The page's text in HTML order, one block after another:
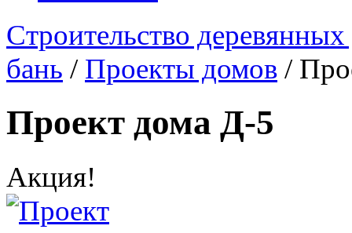
Cтроительство
бань / Проекты домов /
Проект дома Д-5
Акция!